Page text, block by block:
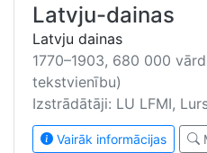
Latvju-dainas
Latvju dainas
1770–1903, 680 000
tekstvienību)
Izstrādātāji: LU LFMI,
Vairāk informācijas